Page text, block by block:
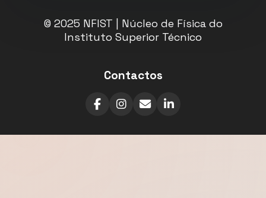
© 2025 NFIST | Núcleo de Física do
Instituto Superior Técnico
Contactos